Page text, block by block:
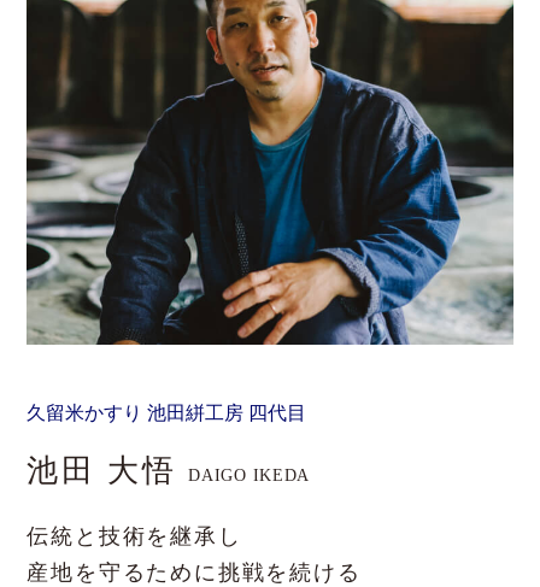
久留米かすり 池田絣工房 四代目
池田 大悟 DAIGO IKEDA
伝統と技術を継承し
産地を守るために挑戦を続ける